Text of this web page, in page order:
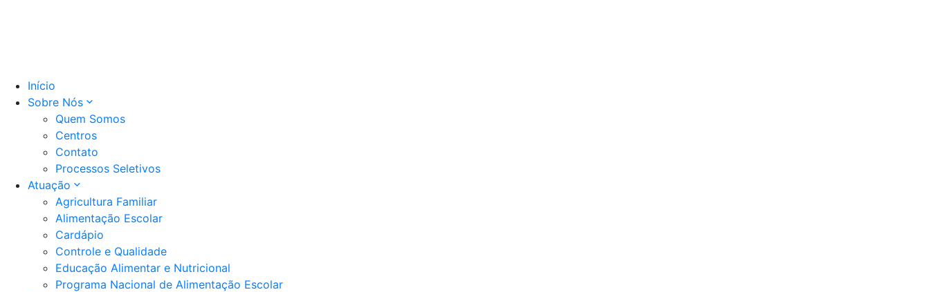
Início
Sobre Nós
Quem Somos
Centros
Contato
Processos Seletivos
Atuação
Agricultura Familiar
Alimentação Escolar
Cardápio
Controle e Qualidade
Educação Alimentar e Nutricional
Programa Nacional de Alimentação Escolar